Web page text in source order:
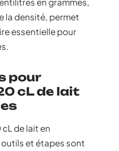
la densité, permet
essentielle pour
pour
cL de lait
de lait en
et étapes sont